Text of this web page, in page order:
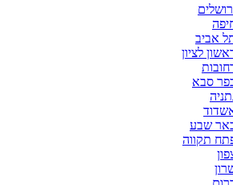
אביב
לציון
סבא
שבע
תקווה